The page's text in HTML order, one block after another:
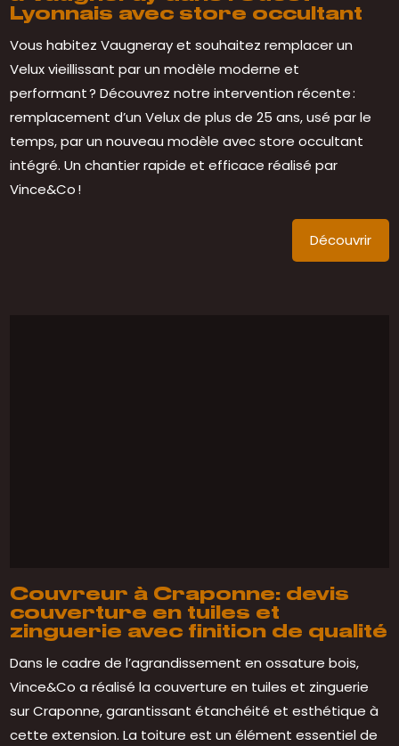
Lyonnais avec store occultant
Vous habitez Vaugneray et souhaitez remplacer un
Velux vieillissant par un modèle moderne et
performant ? Découvrez notre intervention récente :
remplacement d’un Velux de plus de 25 ans, usé par le
temps, par un nouveau modèle avec store occultant
intégré. Un chantier rapide et efficace réalisé par
Vince&Co !
Découvrir
Couvreur à Craponne: devis
couverture en tuiles et
zinguerie avec finition de qualité
Dans le cadre de l’agrandissement en ossature bois,
Vince&Co a réalisé la couverture en tuiles et zinguerie
sur Craponne, garantissant étanchéité et esthétique à
cette extension. La toiture est un élément essentiel de